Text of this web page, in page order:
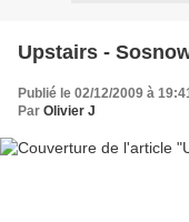
Upstairs -
Publié le 02/12/2009 à
Par Olivier J